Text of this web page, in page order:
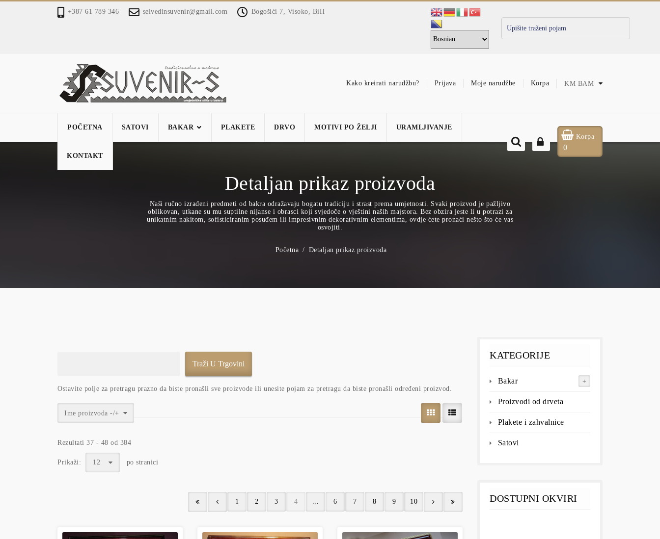
+387 61 789 346 selvedinsuvenir@gmail.com Bogošići 7, Visoko, BiH
Kako kreirati narudžbu? Prijava Moje narudžbe Korpa KM BAM
POČETNA SATOVI BAKAR PLAKETE DRVO MOTIVI PO ŽELJI URAMLJIVANJE
KONTAKT
Korpa
0
Detaljan prikaz proizvoda
Naši ručno izrađeni predmeti od bakra odražavaju bogatu tradiciju i strast prema umjetnosti. Svaki proizvod je pažljivo
oblikovan, utkane su mu suptilne nijanse i obrasci koji svjedoče o vještini naših majstora. Bez obzira jeste li u potrazi za
unikatnim nakitom, sofisticiranim posuđem ili impresivnim dekorativnim elementima, ovdje ćete pronaći nešto što će vas
osvojiti.
Početna Detaljan prikaz proizvoda
Ostavite polje za pretragu prazno da biste pronašli sve proizvode ili unesite pojam za pretragu da biste pronašli određeni proizvod.
Ime proizvoda -/+
Rezultati 37 - 48 od 384
Prikaži: 12 po stranici
1 2 3 4 ... 6 7 8 9 10
KATEGORIJE
Bakar
Proizvodi od drveta
Plakete i zahvalnice
Satovi
DOSTUPNI OKVIRI